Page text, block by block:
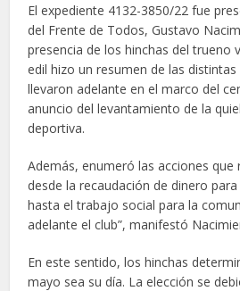
El expediente 4132-3850/22 fue
del Frente de Todos, Gustavo
presencia de los hinchas del trueno
edil hizo un resumen de las
llevaron adelante en el marco del
anuncio del levantamiento de la
deportiva.
Además, enumeró las acciones que
desde la recaudación de dinero
hasta el trabajo social para la
adelante el club”, manifestó
En este sentido, los hinchas
mayo sea su día. La elección se